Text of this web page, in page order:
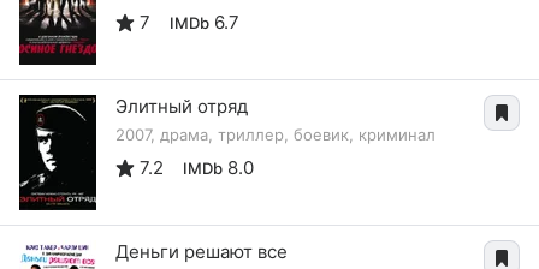
7 IMDb 6.7
Элитный отряд
2007, драма, триллер, боевик, криминал
7.2 IMDb 8.0
Деньги решают все